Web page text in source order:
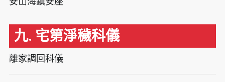
九. 宅第淨穢科儀
離家調回科儀